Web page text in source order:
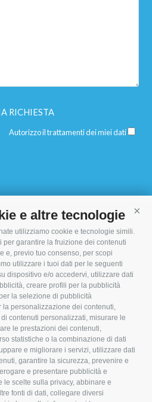
e altre tecnologie
utilizziamo cookie e tecnologie simili.
per garantire la fruizione dei contenuti
e, previo tuo consenso, per scopi
utilizzare i tuoi dati per le seguenti
dispositivo e/o accedervi, utilizzare dati
creare profili per la pubblicità
la selezione di pubblicità
personalizzazione dei contenuti,
contenuti personalizzati, misurare le
le prestazioni dei contenuti,
statistiche o la combinazione di dati
e migliorare i servizi, utilizzare dati
garantire la sicurezza, prevenire e
e presentare pubblicità e
le scelte sulla privacy, abbinare e
fonti di dati, collegare diversi
Autorizzo il trattamenti dei miei dati
SRL